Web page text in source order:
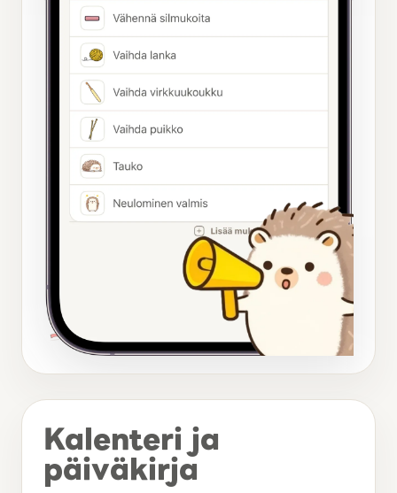
Kalenteri ja
päiväkirja